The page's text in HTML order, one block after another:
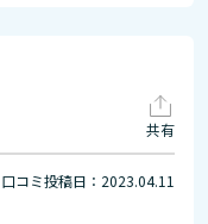
共有
口コミ投稿日：2023.04.11